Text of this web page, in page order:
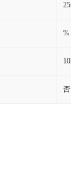
%
否